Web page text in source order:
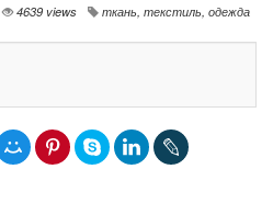
4639 views ткань, текстиль, одежда